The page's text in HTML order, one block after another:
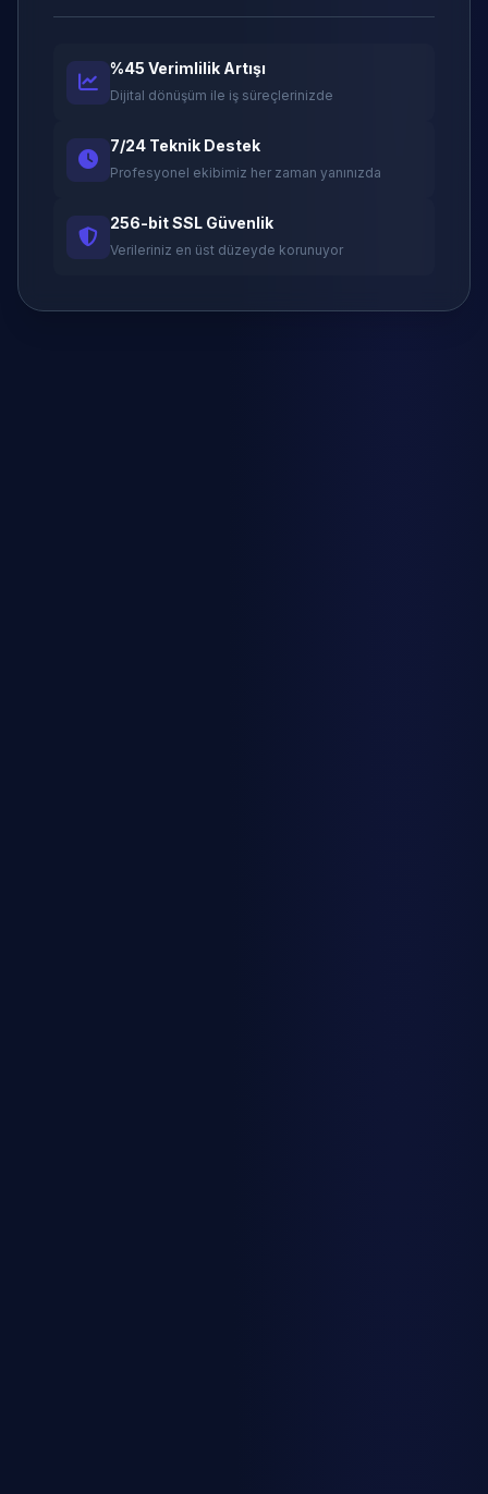
%45 Verimlilik Artışı
Dijital dönüşüm ile iş süreçlerinizde
7/24 Teknik Destek
Profesyonel ekibimiz her zaman yanınızda
256-bit SSL Güvenlik
Verileriniz en üst düzeyde korunuyor